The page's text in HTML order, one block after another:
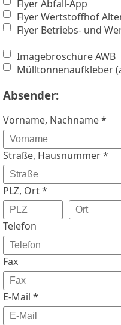
Flyer Abfall-App
Flyer Wertstoffhof
Flyer Betriebs- und
Imagebroschüre AWB
Mülltonnenaufkleber
Absender:
Vorname, Nachname *
Straße, Hausnummer *
PLZ, Ort *
Telefon
Fax
E-Mail *